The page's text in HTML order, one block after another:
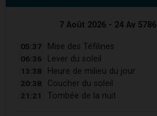
7 Août 2026 - 24 Av 5786
05:37 Mise des Téfilines
06:36 Lever du soleil
13:38 Heure de milieu du jour
20:38 Coucher du soleil
21:21 Tombée de la nuit